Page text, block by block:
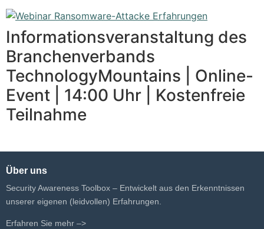
Informationsveranstaltung des
Branchenverbands
TechnologyMountains | Online-
Event | 14:00 Uhr | Kostenfreie
Teilnahme
Über uns
Security Awareness Toolbox – Entwickelt aus den Erkenntnissen
unserer eigenen (leidvollen) Erfahrungen.
Erfahren Sie mehr –>